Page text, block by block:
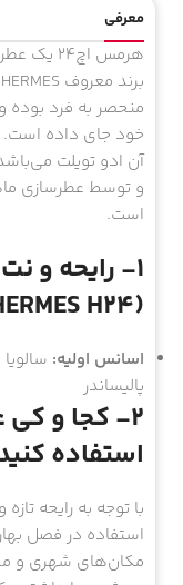
معرفی
هرمس
منحصر به فرد بوده
و توسط عطرسازی
است.
(HERMES H24):
اسانس اولیه:
پالیساندر
استفاده
استفاده در فصل
مکان‌های شهری و